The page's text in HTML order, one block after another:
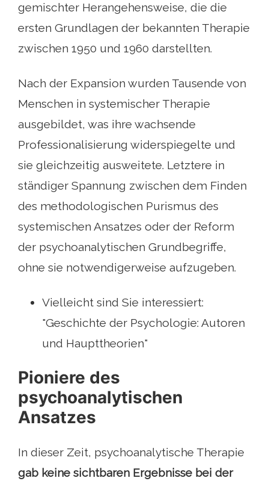
gemischter Herangehensweise, die die
ersten Grundlagen der bekannten Therapie
zwischen 1950 und 1960 darstellten.
Nach der Expansion wurden Tausende von
Menschen in systemischer Therapie
ausgebildet, was ihre wachsende
Professionalisierung widerspiegelte und
sie gleichzeitig ausweitete. Letztere in
ständiger Spannung zwischen dem Finden
des methodologischen Purismus des
systemischen Ansatzes oder der Reform
der psychoanalytischen Grundbegriffe,
ohne sie notwendigerweise aufzugeben.
Vielleicht sind Sie interessiert:
"Geschichte der Psychologie: Autoren
und Haupttheorien"
Pioniere des
psychoanalytischen
Ansatzes
In dieser Zeit, psychoanalytische Therapie
gab keine sichtbaren Ergebnisse bei der